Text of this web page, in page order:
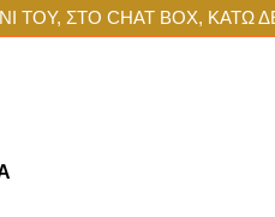
ΣΤΟ CHAT BOX, ΚΑΤΩ